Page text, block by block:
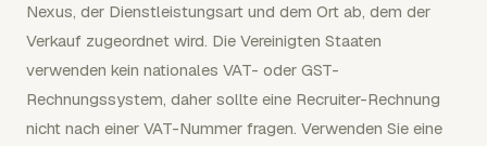
Nexus, der Dienstleistungsart und dem Ort ab, dem der
Verkauf zugeordnet wird. Die Vereinigten Staaten
verwenden kein nationales VAT- oder GST-
Rechnungssystem, daher sollte eine Recruiter-Rechnung
nicht nach einer VAT-Nummer fragen. Verwenden Sie eine